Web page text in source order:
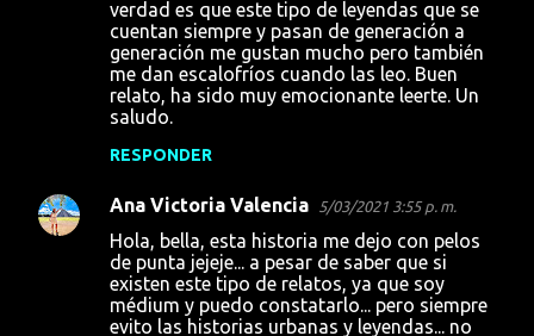
verdad es que este tipo de leyendas que se
cuentan siempre y pasan de generación a
generación me gustan mucho pero también
me dan escalofríos cuando las leo. Buen
relato, ha sido muy emocionante leerte. Un
saludo.
RESPONDER
Ana Victoria Valencia 5/03/2021 3:55 p. m.
Hola, bella, esta historia me dejo con pelos
de punta jejeje... a pesar de saber que si
existen este tipo de relatos, ya que soy
médium y puedo constatarlo... pero siempre
evito las historias urbanas y leyendas... no